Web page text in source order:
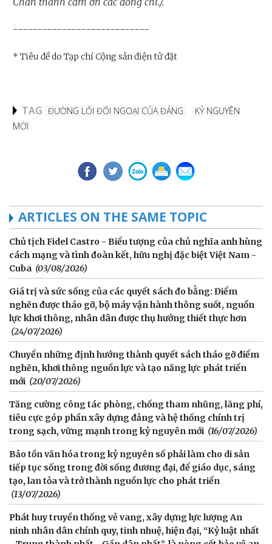
----------------------------
* Tiêu đề do Tạp chí Cộng sản điện tử đặt
TAG ĐƯỜNG LỐI ĐỐI NGOẠI CỦA ĐẢNG
KỶ NGUYÊN
MỚI
ARTICLES ON THE SAME TOPIC
Chủ tịch Fidel Castro - Biểu tượng của chủ nghĩa anh hùng
cách mạng và tình đoàn kết, hữu nghị đặc biệt Việt Nam -
Cuba (03/08/2026)
Giá trị và sức sống của các quyết sách đo bằng: Điểm
nghẽn được tháo gỡ, bộ máy vận hành thông suốt, nguồn
lực khơi thông, nhân dân được thụ hưởng thiết thực hơn
(24/07/2026)
Chuyển những định hướng thành quyết sách tháo gỡ điểm
nghẽn, khơi thông nguồn lực và tạo năng lực phát triển
mới (20/07/2026)
Tăng cường công tác phòng, chống tham nhũng, lãng phí,
tiêu cực góp phần xây dựng đảng và hệ thống chính trị
trong sạch, vững mạnh trong kỷ nguyên mới (16/07/2026)
Bảo tồn văn hóa trong kỷ nguyên số phải làm cho di sản
tiếp tục sống trong đời sống đương đại, để giáo dục, sáng
tạo, lan tỏa và trở thành nguồn lực cho phát triển
(13/07/2026)
Phát huy truyền thống vẻ vang, xây dựng lực lượng An
ninh nhân dân chính quy, tinh nhuệ, hiện đại, “Kỷ luật nhất